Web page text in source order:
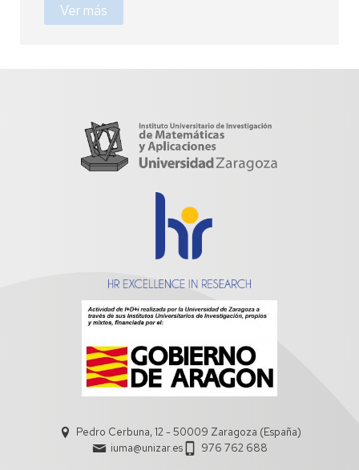
Ver más
Pedro Cerbuna, 12 - 50009 Zaragoza (España)
iuma@unizar.es
976 762 688